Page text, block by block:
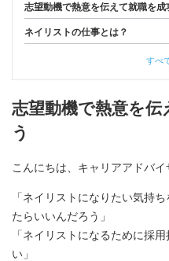
志望動機で熱意を伝えて就職を成
ネイリストの仕事とは？
すべ
志望動機で熱意を伝
う
こんにちは、キャリアアドバイ
「ネイリストになりたい気持
たらいいんだろう」
「ネイリストになるために採
い」